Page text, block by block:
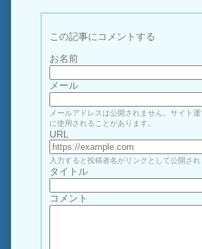
この記事にコメントする
お名前
メール
メールアドレスは公開されません。サイト
に使用されることがあります。
URL
入力すると投稿者名がリンクとして公開され
タイトル
コメント